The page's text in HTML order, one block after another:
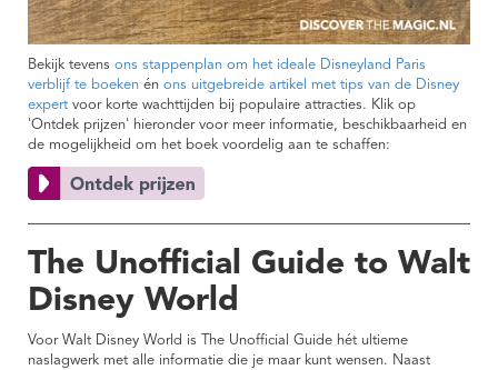
Bekijk tevens ons stappenplan om het ideale Disneyland Paris
verblijf te boeken én ons uitgebreide artikel met tips van de Disney
expert voor korte wachttijden bij populaire attracties. Klik op
'Ontdek prijzen' hieronder voor meer informatie, beschikbaarheid en
de mogelijkheid om het boek voordelig aan te schaffen:
The Unofficial Guide to Walt
Disney World
Voor Walt Disney World is The Unofficial Guide hét ultieme
naslagwerk met alle informatie die je maar kunt wensen. Naast